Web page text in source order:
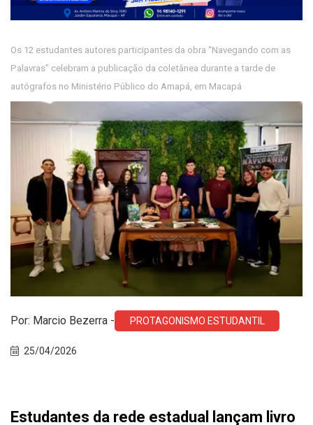
Os 12 estudantes autores participantes da obra “Navegando com as
Palavras” celebram a publicação da coletânea durante a tarde de
autógrafos no Ministério Público do Amapá, em Macapá
Por: Marcio Bezerra - PROTAGONISMO ESTUDANTIL
25/04/2026
Estudantes da rede estadual lançam livro